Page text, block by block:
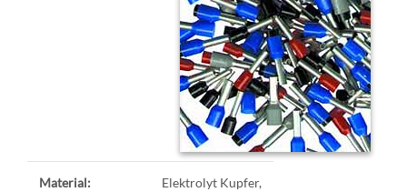
Material:
Elektrolyt Kupfer,